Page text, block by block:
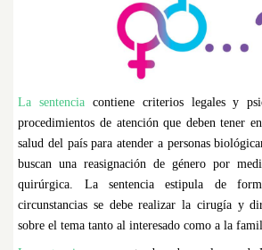
La sentencia
contiene criterios legales y
procedimientos de atención que deben tener
salud del país para atender a personas
buscan una reasignación de género por
quirúrgica. La sentenciaestipula de
circunstancias se debe realizar la cirugía y
sobre el tema tanto al interesado como a la